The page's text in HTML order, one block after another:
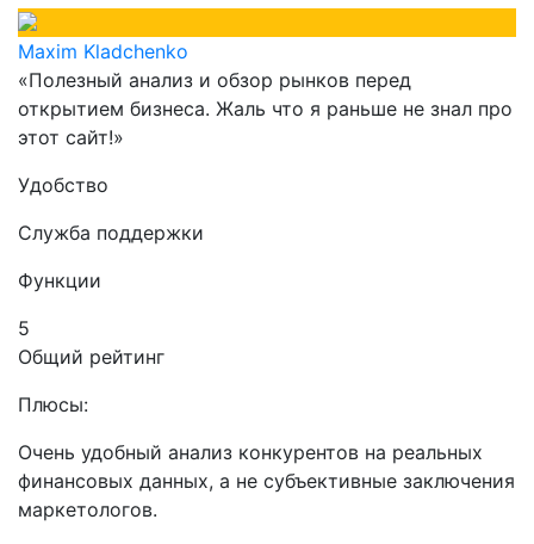
Maxim Kladchenko
«Полезный анализ и обзор рынков перед
открытием бизнеса. Жаль что я раньше не знал про
этот сайт!»
Удобство
Служба поддержки
Функции
5
Общий рейтинг
Плюсы:
Очень удобный анализ конкурентов на реальных
финансовых данных, а не субъективные заключения
маркетологов.